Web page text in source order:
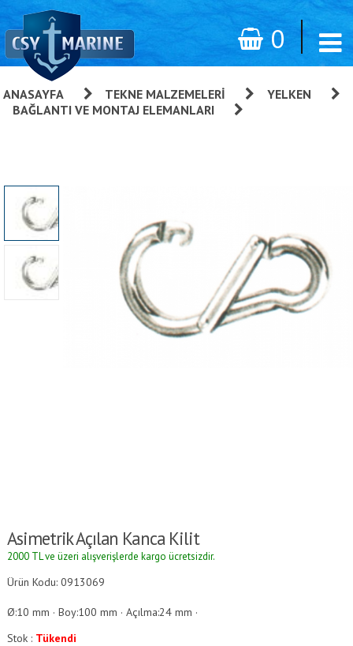
0
ANASAYFA TEKNE MALZEMELERI
YELKEN
BAĞLANTI VE MONTAJ ELEMANLARI
Asimetrik Açılan Kanca Kilit
2000 TL ve üzeri alışverişlerde kargo ücretsizdir.
Ürün Kodu: 0913069
Ø:10 mm · Boy:100 mm · Açılma:24 mm ·
Stok : Tükendi